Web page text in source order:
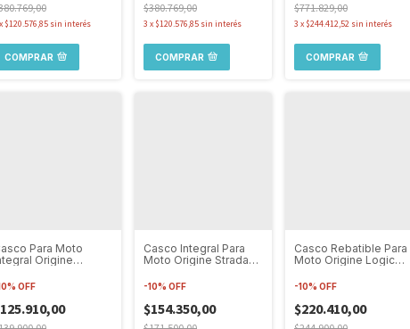
x $120.576,85 sin interés
COMPRAR
$380.769,00
3 x $120.576,85 sin interés
COMPRAR
$771.829,00
3 x $244.412,52 sin interés
COMPRAR
Para Moto
Origine
% OFF
Casco Integral Para
Moto Origine Strada
-10% OFF
$154.350,00
Casco Rebatible Para
Moto Origine Logic
-10% OFF
$220.410,00